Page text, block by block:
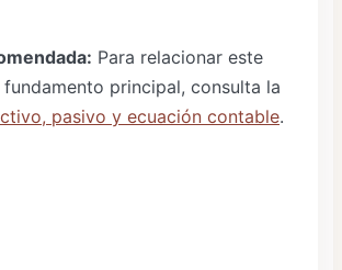
Para relacionar este
principal, consulta la
pasivo y ecuación contable.